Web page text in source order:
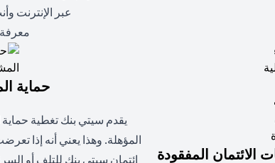
عبر الإنترنت
معرفة
الائتمان المفقودة
حماية
يقدم سيتي بنك تغطية حماية
المؤهلة. وهذا يعني أنه إذا